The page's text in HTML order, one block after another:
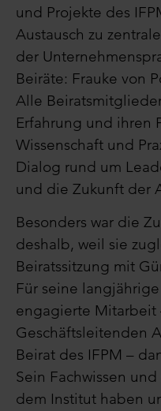
und Projekte des
Austausch zu
der
Beiräte: Frauke von
Alle
Erfahrung und ihren
Wissenschaft und
Dialog rund um
und die Zukunft der
Besonders war die
deshalb, weil sie
Beiratssitzung mit
Für seine
engagierte Mitarbeit
Geschäftsleitenden
Beirat des IFPM –
Sein Fachwissen
dem Institut haben